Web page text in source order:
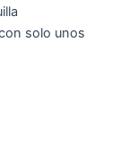
solo unos